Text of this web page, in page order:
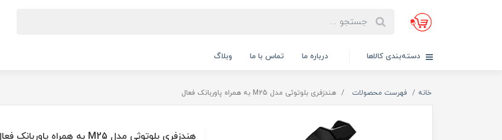
دسته‌بندی کالاها درباره ما تماس با ما وبلاگ
خانه فهرست محصولات هندزفری بلوتوثی مدل M25 به همراه پاوربانک فعال
هندزفری بلوتوثی مدل M25 به همراه پاوربانک فعال